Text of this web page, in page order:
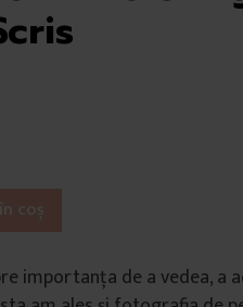
coș
importanța de a vedea, a